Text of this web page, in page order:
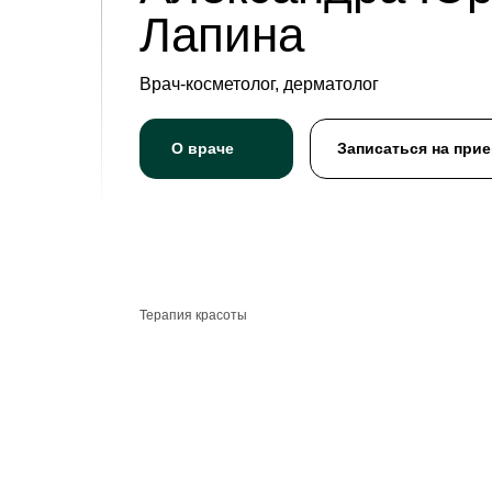
Лапина
О враче Записаться на
Терапия красоты
Врач-косметолог, дерматолог